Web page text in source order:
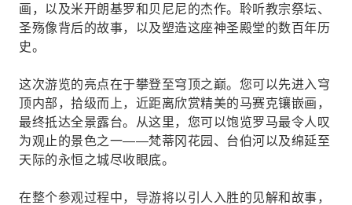
画，以及米开朗基罗和贝尼尼的杰作。聆听教宗祭坛、
圣殇像背后的故事，以及塑造这座神圣殿堂的数百年历
史。
这次游览的亮点在于攀登至穹顶之巅。您可以先进入穹
顶内部，拾级而上，近距离欣赏精美的马赛克镶嵌画，
最终抵达全景露台。从这里，您可以饱览罗马最令人叹
为观止的景色之一——梵蒂冈花园、台伯河以及绵延至
天际的永恒之城尽收眼底。
在整个参观过程中，导游将以引人入胜的见解和故事，